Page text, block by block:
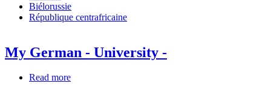
Biélorussie
République centrafricaine
My German - University -
Read more